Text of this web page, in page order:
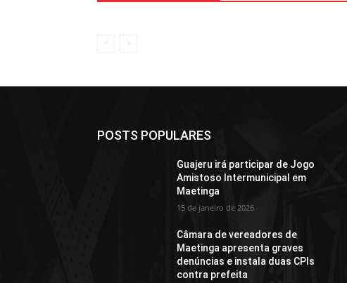
POSTS POPULARES
Guajeru irá participar de Jogo
Amistoso Intermunicipal em
Maetinga
15 de janeiro de 2026
Câmara de vereadores de
Maetinga apresenta graves
denúncias e instala duas CPIs
contra prefeita